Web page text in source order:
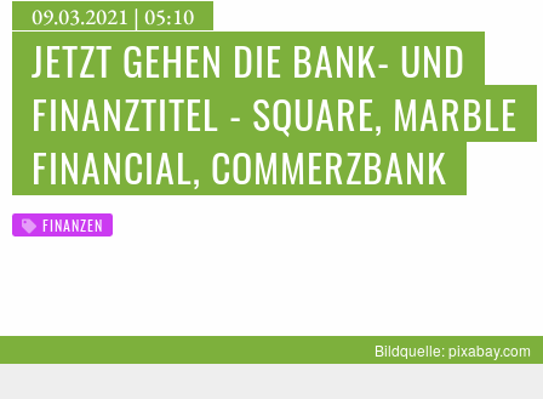
09.03.2021 | 05:10
JETZT GEHEN DIE BANK- UND
FINANZTITEL - SQUARE, MARBLE
FINANCIAL, COMMERZBANK
FINANZEN
Bildquelle: pixabay.com